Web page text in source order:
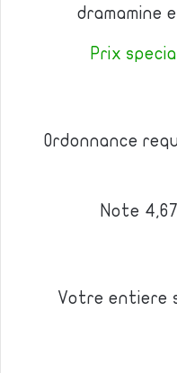
dramamine
Prix
Ordonnance
Note
Votre entiere